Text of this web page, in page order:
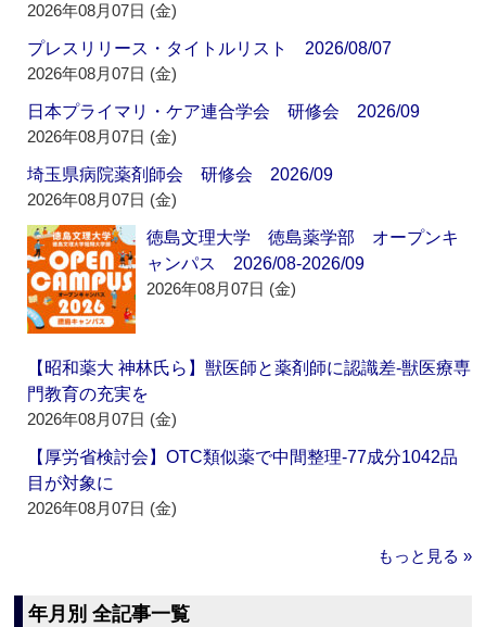
2026年08月07日 (金)
プレスリリース・タイトルリスト 2026/08/07
2026年08月07日 (金)
日本プライマリ・ケア連合学会 研修会 2026/09
2026年08月07日 (金)
埼玉県病院薬剤師会 研修会 2026/09
2026年08月07日 (金)
徳島文理大学 徳島薬学部 オープンキ
ャンパス 2026/08-2026/09
2026年08月07日 (金)
【昭和薬大 神林氏ら】獣医師と薬剤師に認識差‐獣医療専
門教育の充実を
2026年08月07日 (金)
【厚労省検討会】OTC類似薬で中間整理‐77成分1042品
目が対象に
2026年08月07日 (金)
もっと見る »
年月別 全記事一覧